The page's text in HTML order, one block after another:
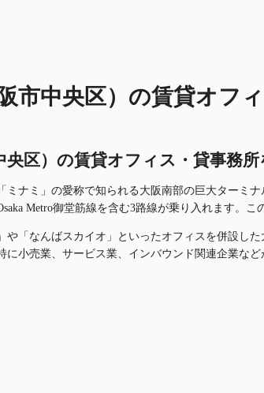
市中央区）の賃貸オフ
央区）の賃貸オフィス・貸事務
ミナミ」の愛称で知られる大阪南部の巨大ターミ
Metro御堂筋線を含む3路線が乗り入れます。
や「なんばスカイオ」といったオフィスを併設し
に小売業、サービス業、インバウンド関連企業な